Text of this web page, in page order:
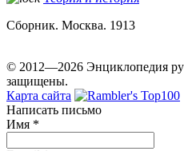
Сборник. Москва. 1913
© 2012—2026 Энциклопедия
защищены.
Карта сайта
Написать письмо
Имя *